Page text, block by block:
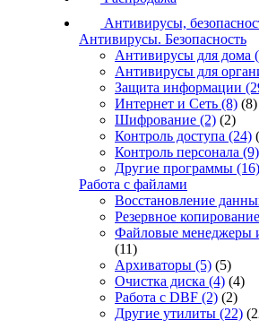
Антивирусы,
Антивирусы. Безопасность
Антивирусы для дома
Антивирусы для
Защита информации
Интернет и Сеть (8) (8)
Шифрование (2) (2)
Контроль доступа (24)
Контроль персонала (9)
Другие программы (16)
Работа с файлами
Восстановление
Резервное копирование
Файловые менеджеры
(11)
Архиваторы (5) (5)
Очистка диска (4) (4)
Работа с DBF (2) (2)
Другие утилиты (22)